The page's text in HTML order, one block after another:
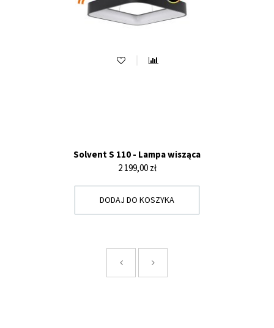
Solvent S 110 - Lampa wisząca
Cena
2 199,00 zł
DODAJ DO KOSZYKA